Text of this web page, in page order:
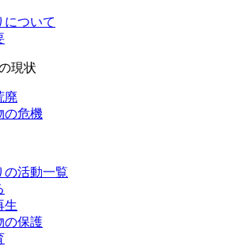
について
現状
廃
の危機
の活動一覧
生
の保護